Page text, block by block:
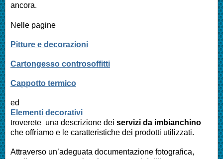
ancora.
Nelle pagine
Pitture e decorazioni
Cartongesso controsoffitti
Cappotto termico
ed
Elementi decorativi
troverete una descrizione dei servizi da imbianchino
che offriamo e le caratteristiche dei prodotti utilizzati.
Attraverso un’adeguata documentazione fotografica,